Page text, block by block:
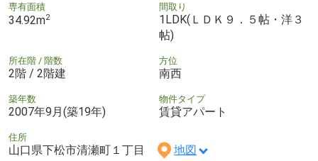
専有面積
34.92m2
間取り
1LDK(ＬＤＫ９．５帖・洋３
帖)
所在階 / 階数
2階 / 2階建
方位
南西
築年数
2007年9月(築19年)
物件タイプ
賃貸アパート
住所
山口県下松市清瀬町１丁目 地図